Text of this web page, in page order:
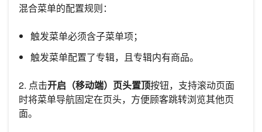
混合菜单的配置规则：
触发菜单必须含子菜单项；
触发菜单配置了专辑，且专辑内有商品。
2. 点击开启（移动端）页头置顶按钮，支持滚动页面
时将菜单导航固定在页头，方便顾客跳转浏览其他页
面。